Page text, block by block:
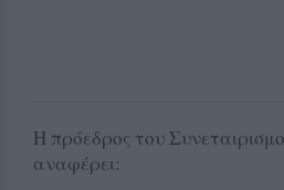
Η πρόεδρος του
αναφέρει: